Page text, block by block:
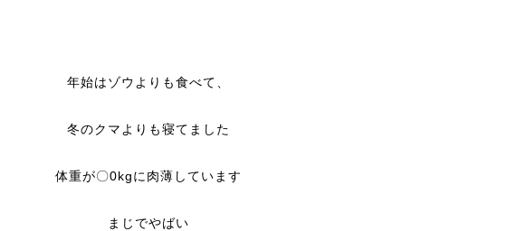
年始はゾウよりも食べて、
冬のクマよりも寝てました
体重が〇0kgに肉薄しています
まじでやばい